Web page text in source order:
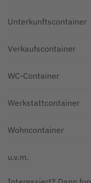
Unterkunftscontainer
Verkaufscontainer
WC-Container
Werkstattcontainer
Wohncontainer
u.v.m.